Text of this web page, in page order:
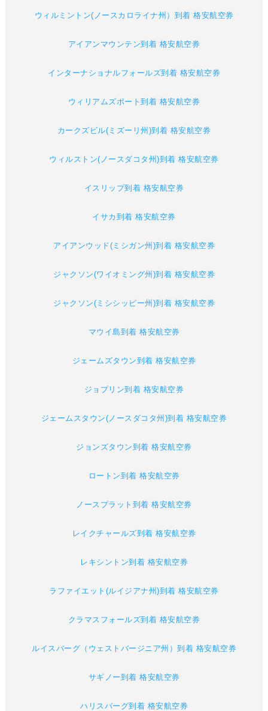
ウィルミントン(ノースカロライナ州）到着 格安航空券
アイアンマウンテン到着 格安航空券
インターナショナルフォールズ到着 格安航空券
ウィリアムズポート到着 格安航空券
カークズビル(ミズーリ州)到着 格安航空券
ウィルストン(ノースダコタ州)到着 格安航空券
イスリップ到着 格安航空券
イサカ到着 格安航空券
アイアンウッド(ミシガン州)到着 格安航空券
ジャクソン(ワイオミング州)到着 格安航空券
ジャクソン(ミシシッピー州)到着 格安航空券
マウイ島到着 格安航空券
ジェームズタウン到着 格安航空券
ジョプリン到着 格安航空券
ジェームスタウン(ノースダコタ州)到着 格安航空券
ジョンズタウン到着 格安航空券
ロートン到着 格安航空券
ノースプラット到着 格安航空券
レイクチャールズ到着 格安航空券
レキシントン到着 格安航空券
ラファイエット(ルイジアナ州)到着 格安航空券
クラマスフォールズ到着 格安航空券
ルイスバーグ（ウェストバージニア州）到着 格安航空券
サギノー到着 格安航空券
ハリスバーグ到着 格安航空券